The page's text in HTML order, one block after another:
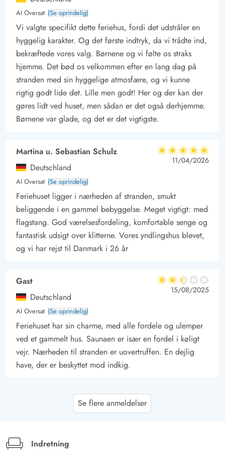
Kun få kilometer nordpå ligger det hyggelige fiskerleje
Thorsminde. Her kan I købe friskfanget fisk eller besøge den
lille havn – perfekt til en udflugt for hele familien.
AI Oversat (Se oprindelig)
Vi valgte specifikt dette feriehus, fordi det udstråler en
hyggelig karakter. Og det første indtryk, da vi trådte ind,
bekræftede vores valg. Børnene og vi følte os straks
hjemme. Det bød os velkommen efter en lang dag på
stranden med sin hyggelige atmosfære, og vi kunne
rigtig godt lide det. Lille men godt! Her og der kan der
gøres lidt ved huset, men sådan er det også derhjemme.
Børnene var glade, og det er det vigtigste.
Martina u. Sebastian Schulz
Deutschland
AI Oversat (Se oprindelig)
5 ud af 5
5 ud af 5
5 out of 5
11/04/2026
Feriehuset ligger i nærheden af stranden, smukt
beliggende i en gammel bebyggelse. Meget vigtigt: med
flagstang. God værelsesfordeling, komfortable senge og
fantastisk udsigt over klitterne. Vores yndlingshus blevet,
og vi har rejst til Danmark i 26 år
Gast
Deutschland
AI Oversat (Se oprindelig)
2.5 ud af 5
2.5 ud af 5
2.5 out of 5
15/08/2025
Feriehuset har sin charme, med alle fordele og ulemper
ved et gammelt hus. Saunaen er især en fordel i køligt
vejr. Nærheden til stranden er uovertruffen. En dejlig
have, der er beskyttet mod indkig.
Feriehuset er et meget behageligt og afslappende sted at
Se flere anmeldelser
Indretning